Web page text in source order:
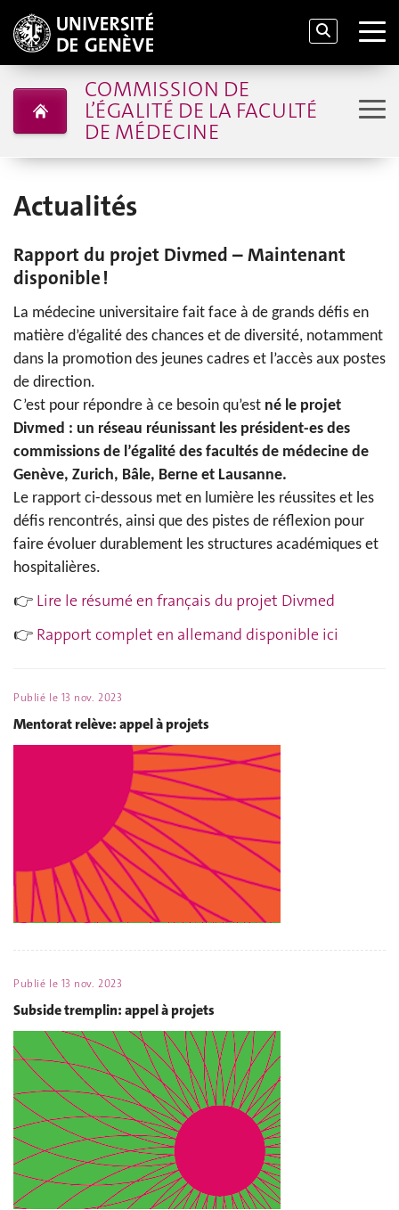
COMMISSION DE
L’ÉGALITÉ DE LA FACULTÉ
DE MÉDECINE
Actualités
Rapport du projet Divmed – Maintenant
disponible !
La médecine universitaire fait face à de grands défis en
matière d’égalité des chances et de diversité, notamment
dans la promotion des jeunes cadres et l’accès aux postes
de direction.
C’est pour répondre à ce besoin qu’est né le projet
Divmed : un réseau réunissant les président-es des
commissions de l’égalité des facultés de médecine de
Genève, Zurich, Bâle, Berne et Lausanne.
Le rapport ci-dessous met en lumière les réussites et les
défis rencontrés, ainsi que des pistes de réflexion pour
faire évoluer durablement les structures académiques et
hospitalières.
👉 Lire le résumé en français du projet Divmed
👉 Rapport complet en allemand disponible ici
Publié le 13 nov. 2023
Mentorat relève: appel à projets
Publié le 13 nov. 2023
Subside tremplin: appel à projets